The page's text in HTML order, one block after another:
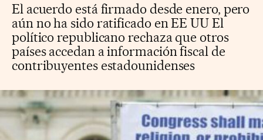
El acuerdo está firmado desde enero, pero
aún no ha sido ratificado en EE UU El
político republicano rechaza que otros
países accedan a información fiscal de
contribuyentes estadounidenses